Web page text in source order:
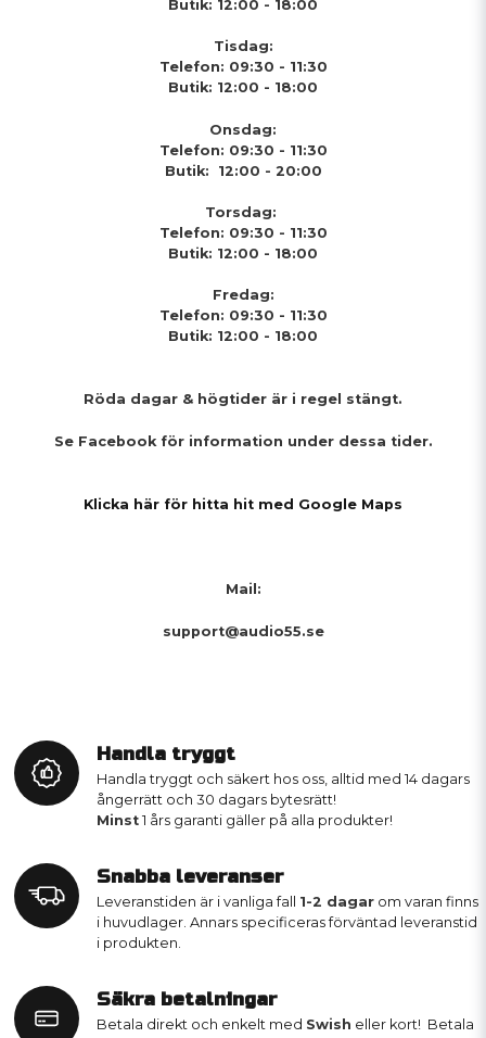
Butik: 12:00 - 18:00
Tisdag:
Telefon: 09:30 - 11:30
Butik: 12:00 - 18:00
Onsdag:
Telefon: 09:30 - 11:30
Butik: 12:00 - 20:00
Torsdag:
Telefon: 09:30 - 11:30
Butik: 12:00 - 18:00
Fredag:
Telefon: 09:30 - 11:30
Butik: 12:00 - 18:00
Röda dagar & högtider är i regel stängt.
Se Facebook för information under dessa tider.
Klicka här för hitta hit med Google Maps
Mail:
support@audio55.se
Handla tryggt
Handla tryggt och säkert hos oss, alltid med 14 dagars
ångerrätt och 30 dagars bytesrätt!
Minst 1 års garanti gäller på alla produkter!
Snabba leveranser
Leveranstiden är i vanliga fall 1-2 dagar om varan finns
i huvudlager. Annars specificeras förväntad leveranstid
i produkten.
Säkra betalningar
Betala direkt och enkelt med Swish eller kort! Betala